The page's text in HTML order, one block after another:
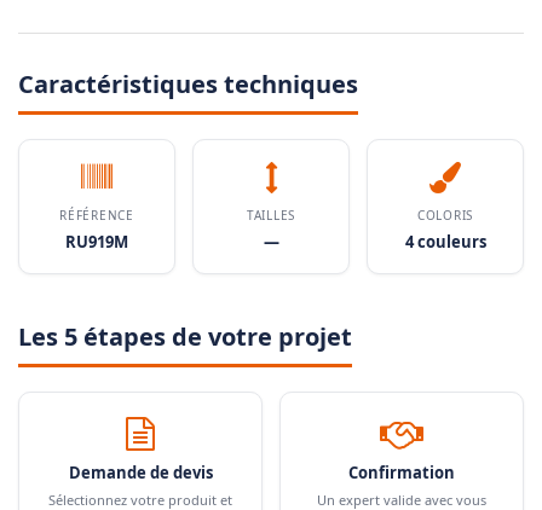
Caractéristiques techniques
RÉFÉRENCE
RU919M
TAILLES
—
COLORIS
4 couleurs
Les 5 étapes de votre projet
Demande de devis
Sélectionnez votre produit et
Confirmation
Un expert valide avec vous